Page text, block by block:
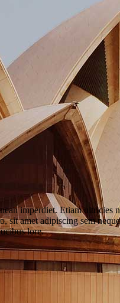
imperdiet. Etiam ultricies
sit amet adipiscing sem
lore.